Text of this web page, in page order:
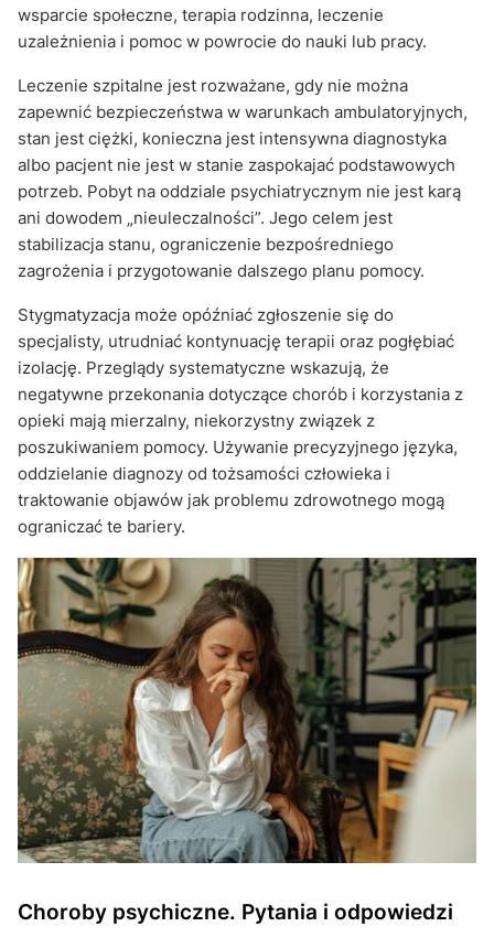
wsparcie społeczne, terapia rodzinna, leczenie
uzależnienia i pomoc w powrocie do nauki lub pracy.
Leczenie szpitalne jest rozważane, gdy nie można
zapewnić bezpieczeństwa w warunkach ambulatoryjnych,
stan jest ciężki, konieczna jest intensywna diagnostyka
albo pacjent nie jest w stanie zaspokajać podstawowych
potrzeb. Pobyt na oddziale psychiatrycznym nie jest karą
ani dowodem „nieuleczalności”. Jego celem jest
stabilizacja stanu, ograniczenie bezpośredniego
zagrożenia i przygotowanie dalszego planu pomocy.
Stygmatyzacja może opóźniać zgłoszenie się do
specjalisty, utrudniać kontynuację terapii oraz pogłębiać
izolację. Przeglądy systematyczne wskazują, że
negatywne przekonania dotyczące chorób i korzystania z
opieki mają mierzalny, niekorzystny związek z
poszukiwaniem pomocy. Używanie precyzyjnego języka,
oddzielanie diagnozy od tożsamości człowieka i
traktowanie objawów jak problemu zdrowotnego mogą
ograniczać te bariery.
Choroby psychiczne. Pytania i odpowiedzi